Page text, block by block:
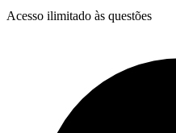
Acesso ilimitado às questões